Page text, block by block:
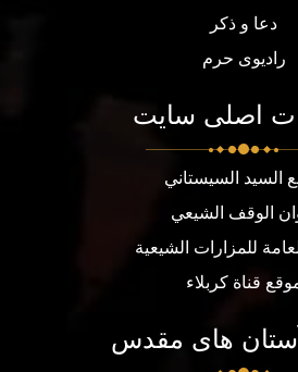
دعا و ذکر
رادیوی حرم
اصلی سایت
السيد السيستاني
الوقف الشيعي
للمزارات الشيعية
قناة كربلاء
های مقدس